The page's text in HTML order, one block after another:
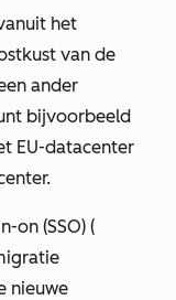
het
van de
ander
bijvoorbeeld
EU-datacenter
on (SSO) (
nieuwe